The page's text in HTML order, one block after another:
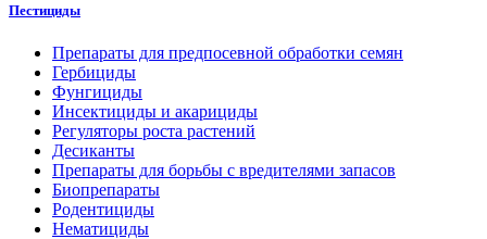
Пестициды
Препараты для предпосевной обработки семян
Гербициды
Фунгициды
Инсектициды и акарициды
Регуляторы роста растений
Десиканты
Препараты для борьбы с вредителями запасов
Биопрепараты
Родентициды
Нематициды